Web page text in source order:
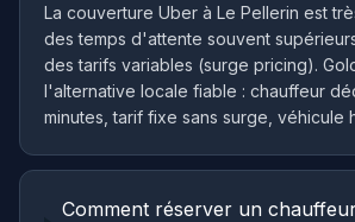
La couverture Uber à Le Pellerin est
des temps d'attente souvent
des tarifs variables (surge pricing).
l'alternative locale fiable : chauffeur
minutes, tarif fixe sans surge, véhicule
Comment réserver un